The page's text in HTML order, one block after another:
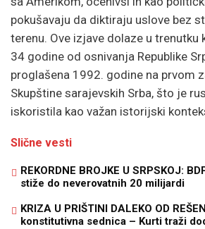
pokušavaju da diktiraju uslove bez
terenu. Ove izjave dolaze u trenutku
34 godine od osnivanja Republike
proglašena 1992. godine na prvom
Skupštine sarajevskih Srba, što je
iskoristila kao važan istorijski
Slične vesti
REKORDNE BROJKE U SRPSKOJ:
stiže do neverovatnih 20 milijardi
KRIZA U PRIŠTINI DALEKO OD
konstitutivna sednica – Kurti traži